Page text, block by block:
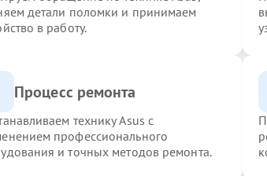
детали поломки и принимаем
в работу.
Процесс ремонта
технику Asus с
профессионального
и точных методов ремонта.